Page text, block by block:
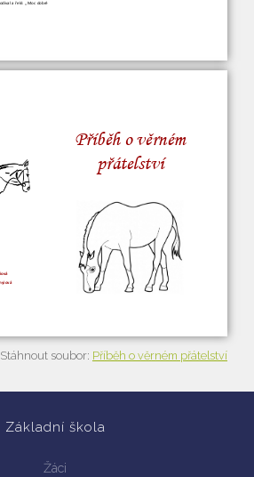
Stáhnout soubor: Příběh o věrném přátelství
Základní škola
Žáci